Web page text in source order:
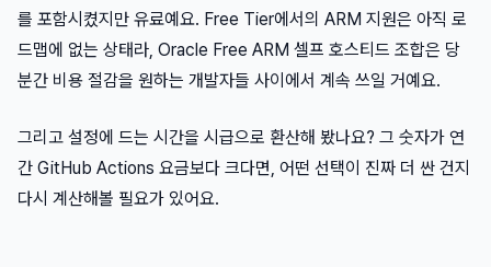
를 포함시켰지만 유료예요. Free Tier에서의 ARM 지원은 아직 로
드맵에 없는 상태라, Oracle Free ARM 셀프 호스티드 조합은 당
분간 비용 절감을 원하는 개발자들 사이에서 계속 쓰일 거예요.
그리고 설정에 드는 시간을 시급으로 환산해 봤나요? 그 숫자가 연
간 GitHub Actions 요금보다 크다면, 어떤 선택이 진짜 더 싼 건지
다시 계산해볼 필요가 있어요.